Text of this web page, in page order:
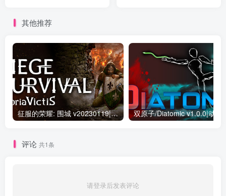
其他推荐
征服的荣耀: 围城 v20230119|策略模拟|容量8.4GB|免安装绿色中文版
评论 共1条
请登录后发表评论